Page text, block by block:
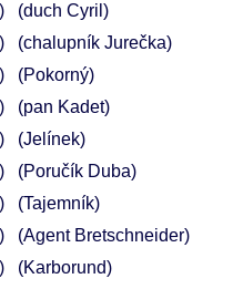
(duch Cyril)
(chalupník Jurečka)
(Pokorný)
(pan Kadet)
(Jelínek)
(Poručík Duba)
(Tajemník)
(Agent Bretschneider)
(Karborund)